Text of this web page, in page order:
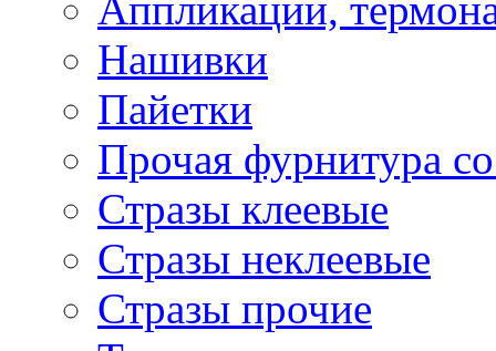
Нашивки
Пайетки
Прочая фурнитура
Стразы клеевые
Стразы неклеевые
Стразы прочие